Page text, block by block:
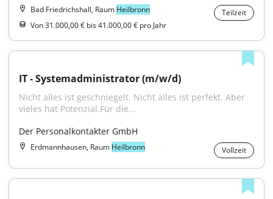
Bad Friedrichshall, Raum Heilbronn
Teilzeit
Von 31.000,00 € bis 41.000,00 € pro Jahr
IT - Systemadministrator (m/w/d)
Nicht alles ist geschniegelt. Nicht alles ist perfekt. Aber
vieles hat Potenzial.Für die...
Der Personalkontakter GmbH
Erdmannhausen, Raum Heilbronn Vollzeit